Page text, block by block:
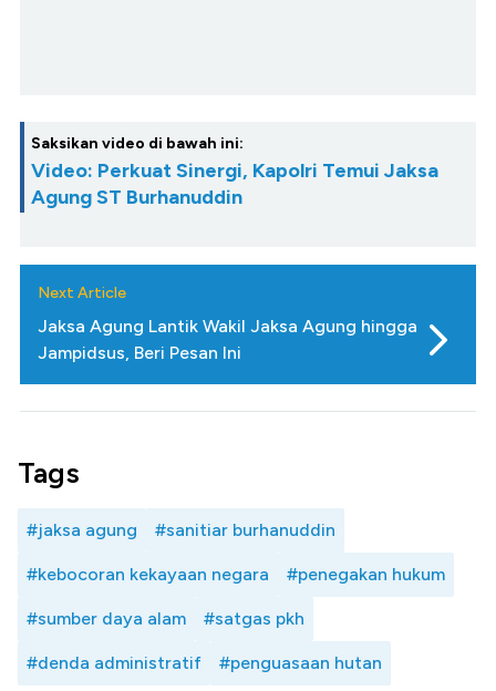
Saksikan video di bawah ini:
Video: Perkuat Sinergi, Kapolri Temui Jaksa
Agung ST Burhanuddin
Next Article
Jaksa Agung Lantik Wakil Jaksa Agung hingga
Jampidsus, Beri Pesan Ini
Tags
#jaksa agung #sanitiar burhanuddin
#kebocoran kekayaan negara #penegakan hukum
#sumber daya alam #satgas pkh
#denda administratif #penguasaan hutan